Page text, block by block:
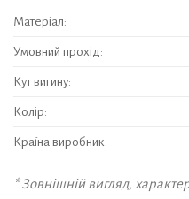
Матеріал:
Умовний прохід:
Кут вигину:
Колір:
Країна виробник:
* Зовнішній вигляд,